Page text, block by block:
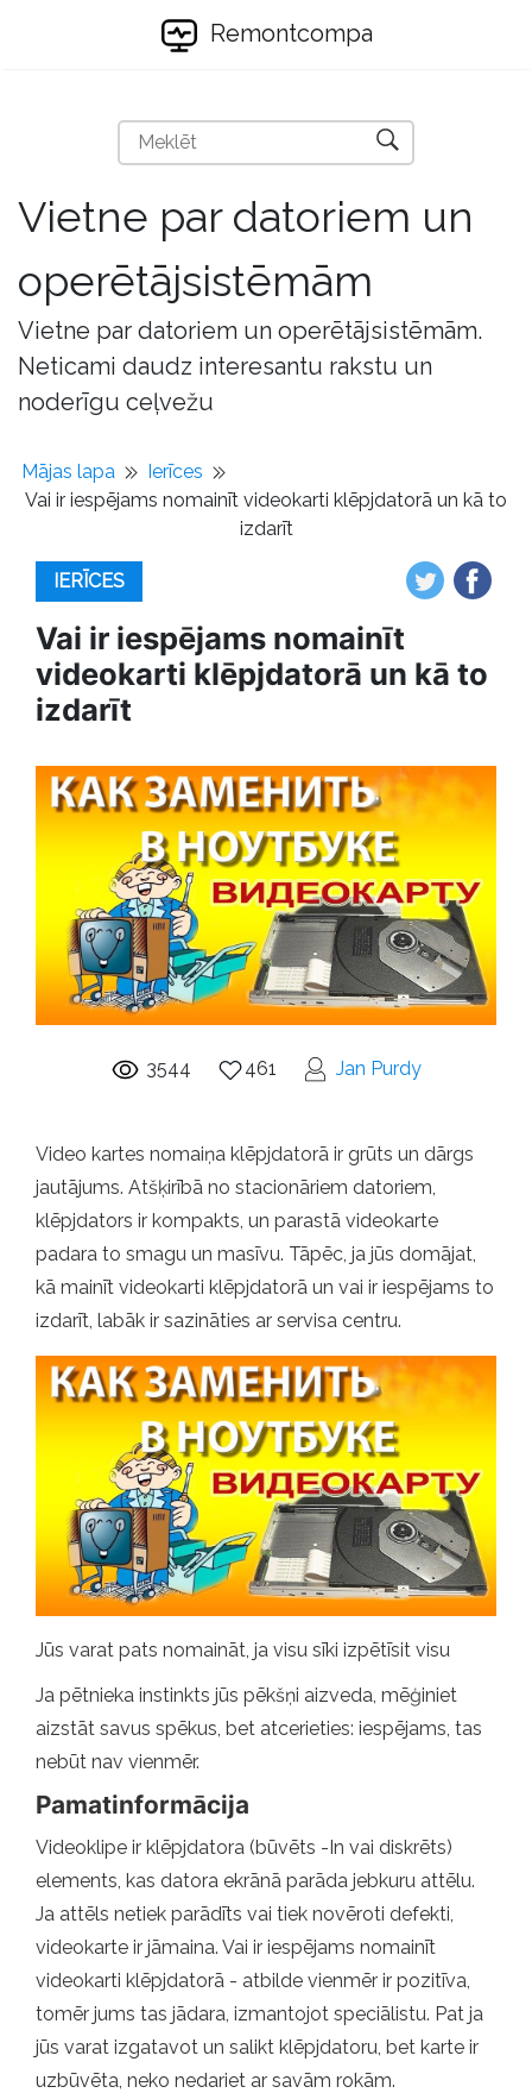
Remontcompa
Vietne par datoriem un
operētājsistēmām
Vietne par datoriem un operētājsistēmām.
Neticami daudz interesantu rakstu un
noderīgu ceļvežu
Mājas lapa
Ierīces
Vai ir iespējams nomainīt videokarti klēpjdatorā un kā to
izdarīt
IERĪCES
Vai ir iespējams nomainīt
videokarti klēpjdatorā un kā to
izdarīt
3544 461 Jan Purdy
Video kartes nomaiņa klēpjdatorā ir grūts un dārgs
jautājums. Atšķirībā no stacionāriem datoriem,
klēpjdators ir kompakts, un parastā videokarte
padara to smagu un masīvu. Tāpēc, ja jūs domājat,
kā mainīt videokarti klēpjdatorā un vai ir iespējams to
izdarīt, labāk ir sazināties ar servisa centru.
Jūs varat pats nomaināt, ja visu sīki izpētīsit visu
Ja pētnieka instinkts jūs pēkšņi aizveda, mēģiniet
aizstāt savus spēkus, bet atcerieties: iespējams, tas
nebūt nav vienmēr.
Pamatinformācija
Videoklipe ir klēpjdatora (būvēts -In vai diskrēts)
elements, kas datora ekrānā parāda jebkuru attēlu.
Ja attēls netiek parādīts vai tiek novēroti defekti,
videokarte ir jāmaina. Vai ir iespējams nomainīt
videokarti klēpjdatorā - atbilde vienmēr ir pozitīva,
tomēr jums tas jādara, izmantojot speciālistu. Pat ja
jūs varat izgatavot un salikt klēpjdatoru, bet karte ir
uzbūvēta, neko nedariet ar savām rokām.